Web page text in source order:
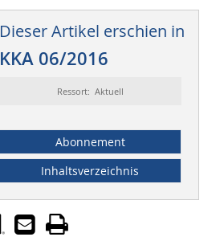
Dieser Artikel erschien in
KKA 06/2016
Ressort: Aktuell
Abonnement
Inhaltsverzeichnis